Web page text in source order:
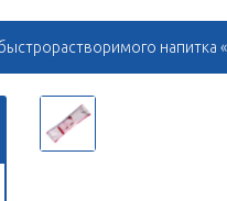
напитка